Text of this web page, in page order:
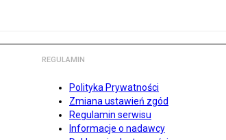
REGULAMIN
Polityka Prywatności
Zmiana ustawień zgód
Regulamin serwisu
Informacje o nadawcy